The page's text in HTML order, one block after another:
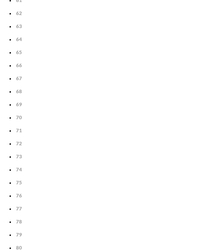
62
63
64
65
66
67
68
69
70
71
72
73
74
75
76
77
78
79
80